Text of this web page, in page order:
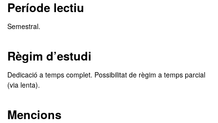
Període lectiu
Semestral.
Règim d’estudi
Dedicació a temps complet. Possibilitat de règim a temps parcial
(via lenta).
Mencions